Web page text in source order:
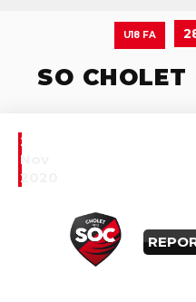
U18 FA
SO CHOLET
28
Nov
2020
Emplacement du